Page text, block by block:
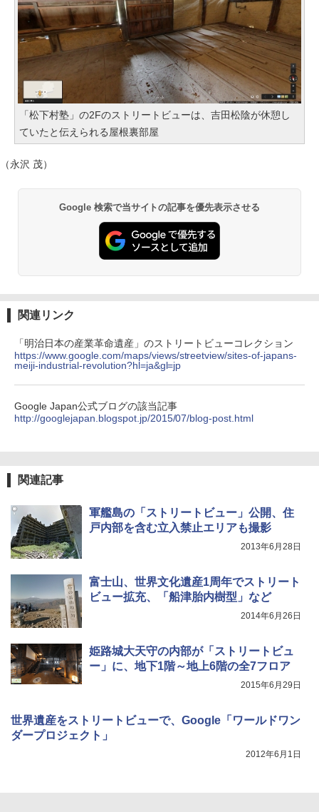
「松下村塾」の2Fのストリートビューは、吉田松陰が休憩し
ていたと伝えられる屋根裏部屋
（永沢 茂）
Google 検索で当サイトの記事を優先表示させる
関連リンク
「明治日本の産業革命遺産」のストリートビューコレクション
https://www.google.com/maps/views/streetview/sites-of-japans-
meiji-industrial-revolution?hl=ja&gl=jp
Google Japan公式ブログの該当記事
http://googlejapan.blogspot.jp/2015/07/blog-post.html
関連記事
軍艦島の「ストリートビュー」公開、住
戸内部を含む立入禁止エリアも撮影
2013年6月28日
富士山、世界文化遺産1周年でストリート
ビュー拡充、「船津胎内樹型」など
2014年6月26日
姫路城大天守の内部が「ストリートビュ
ー」に、地下1階～地上6階の全7フロア
2015年6月29日
世界遺産をストリートビューで、Google「ワールドワン
ダープロジェクト」
2012年6月1日